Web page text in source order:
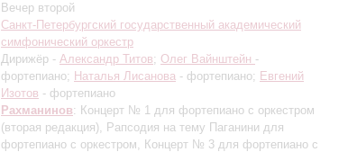
Вечер второй
Санкт-Петербургский государственный академический
симфонический оркестр
Дирижёр - Александр Титов; Олег Вайнштейн -
фортепиано; Наталья Лисанова - фортепиано; Евгений
Изотов - фортепиано
Рахманинов: Концерт № 1 для фортепиано с оркестром
(вторая редакция), Рапсодия на тему Паганини для
фортепиано с оркестром, Концерт № 3 для фортепиано с